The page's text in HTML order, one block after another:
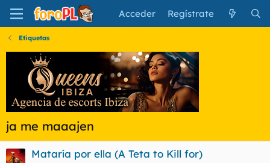
Acceder Regístrate
Etiquetas
ja me maaajen
Mataría por ella (A Teta to Kill for)